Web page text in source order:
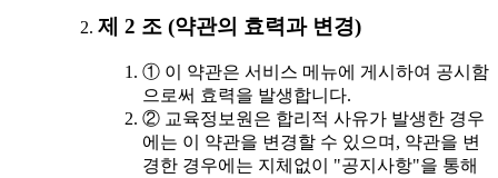
제 2 조 (약관의 효력과 변경)
① 이 약관은 서비스 메뉴에 게시하여 공시함
으로써 효력을 발생합니다.
② 교육정보원은 합리적 사유가 발생한 경우
에는 이 약관을 변경할 수 있으며, 약관을 변
경한 경우에는 지체없이 "공지사항"을 통해